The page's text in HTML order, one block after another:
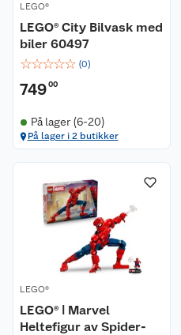
LEGO®
LEGO® City Bilvask med
biler 60497
☆☆☆☆☆ (0)
74900
På lager (6-20)
På lager i 2 butikker
LEGO®
LEGO® ǀ Marvel
Heltefigur av Spider-
Om oss
Våre butikker
Våre merkevarer
Kontakt oss
Angre- og returrett
Reklamasjon og garanti
Ofte stilte spørsmål